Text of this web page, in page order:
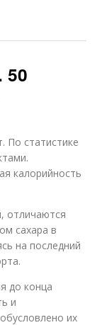
50
По статистике
калорийность
отличаются
сахара в
на последний
до конца
и
их